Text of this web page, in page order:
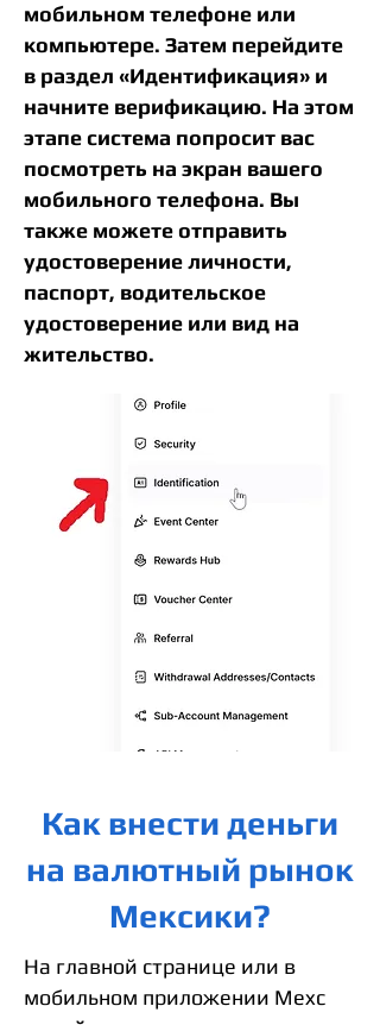
мобильном телефоне или
компьютере. Затем перейдите
в раздел «Идентификация» и
начните верификацию. На этом
этапе система попросит вас
посмотреть на экран вашего
мобильного телефона. Вы
также можете отправить
удостоверение личности,
паспорт, водительское
удостоверение или вид на
жительство.
Как внести деньги
на валютный рынок
Мексики?
На главной странице или в
мобильном приложении Mexc